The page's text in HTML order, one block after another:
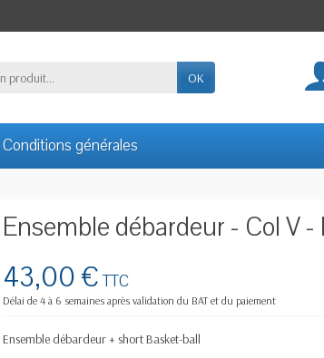
OK
Conditions générales
Ensemble débardeur - Col V
43,00 € TTC
Délai de 4 à 6 semaines après validation du BAT et du paiement
Ensemble débardeur + short Basket-ball